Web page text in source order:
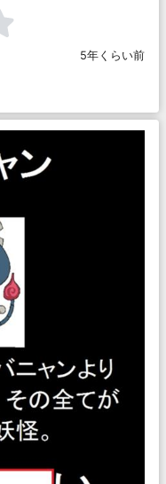
5年くらい前